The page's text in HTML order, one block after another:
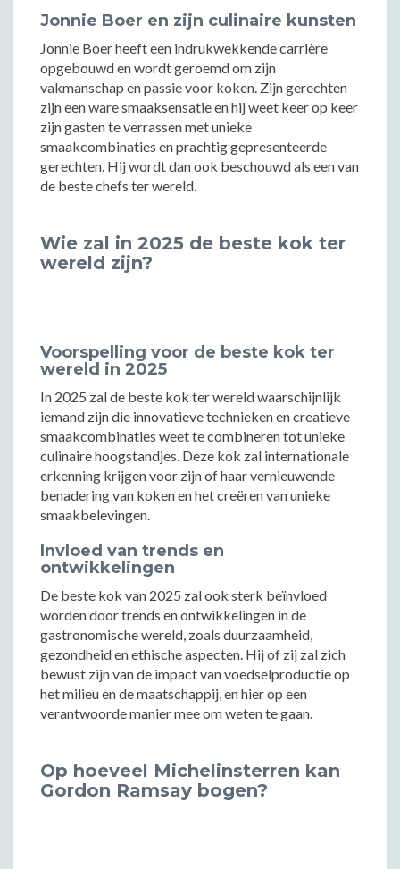
Jonnie Boer en zijn culinaire kunsten
Jonnie Boer heeft een indrukwekkende carrière
opgebouwd en wordt geroemd om zijn
vakmanschap en passie voor koken. Zijn gerechten
zijn een ware smaaksensatie en hij weet keer op keer
zijn gasten te verrassen met unieke
smaakcombinaties en prachtig gepresenteerde
gerechten. Hij wordt dan ook beschouwd als een van
de beste chefs ter wereld.
Wie zal in 2025 de beste kok ter
wereld zijn?
Voorspelling voor de beste kok ter
wereld in 2025
In 2025 zal de beste kok ter wereld waarschijnlijk
iemand zijn die innovatieve technieken en creatieve
smaakcombinaties weet te combineren tot unieke
culinaire hoogstandjes. Deze kok zal internationale
erkenning krijgen voor zijn of haar vernieuwende
benadering van koken en het creëren van unieke
smaakbelevingen.
Invloed van trends en
ontwikkelingen
De beste kok van 2025 zal ook sterk beïnvloed
worden door trends en ontwikkelingen in de
gastronomische wereld, zoals duurzaamheid,
gezondheid en ethische aspecten. Hij of zij zal zich
bewust zijn van de impact van voedselproductie op
het milieu en de maatschappij, en hier op een
verantwoorde manier mee om weten te gaan.
Op hoeveel Michelinsterren kan
Gordon Ramsay bogen?